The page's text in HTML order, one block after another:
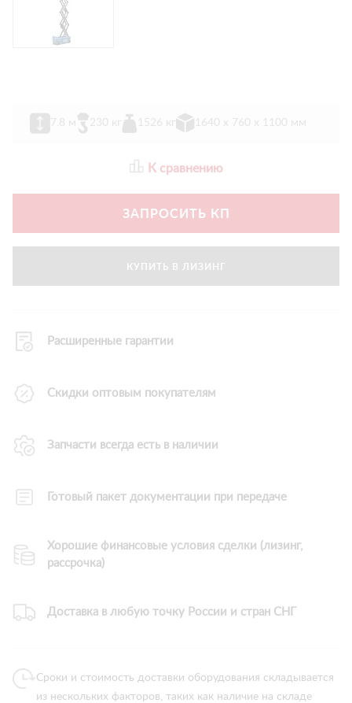
7.8 м 230 кг 1526 кг 1640 х 760 х 1100 мм
К сравнению
ЗАПРОСИТЬ КП
КУПИТЬ В ЛИЗИНГ
Расширенные гарантии
Скидки оптовым покупателям
Запчасти всегда есть в наличии
Готовый пакет документации при передаче
Хорошие финансовые условия сделки (лизинг,
рассрочка)
Доставка в любую точку России и стран СНГ
Сроки и стоимость доставки оборудования складывается
из нескольких факторов, таких как наличие на складе